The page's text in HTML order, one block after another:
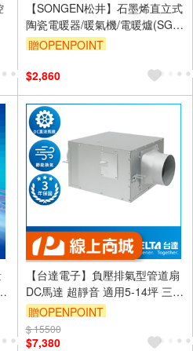
【SONGEN松井】石墨烯直立式
陶瓷電暖器/暖氣機/電暖爐(SG-
072TC)
贈OPENPOINT
$2,860
【台達電子】負壓排氣型管道扇
DC馬達 超靜音 適用5-14坪 三年
保固 控制面板另購
(VDB34AKXT2)
贈OPENPOINT
訂單滿999享9折
$ 15500
$7,380